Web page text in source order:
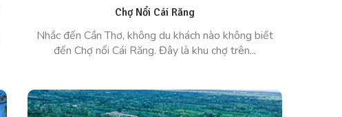
Chợ Nổi Cái Răng
Nhắc đến Cần Thơ, không du khách nào không biết
đến Chợ nổi Cái Răng. Đây là khu chợ trên...